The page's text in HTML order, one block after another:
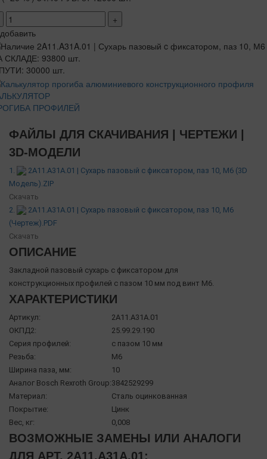
+
добавить
СКЛАДЕ: 93800 шт.
30000 шт.
ПРОФИЛЕЙ
ФАЙЛЫ ДЛЯ СКАЧИВАНИЯ | ЧЕРТЕЖИ |
3D-МОДЕЛИ
1.
2A11.A31A.01 | Сухарь пазовый c фиксатором, паз 10, М6 (3D
Модель).ZIP
Скачать
2.
2A11.A31A.01 | Сухарь пазовый c фиксатором, паз 10, М6
(Чертеж).PDF
Скачать
ОПИСАНИЕ
Закладной пазовый сухарь с фиксатором для
конструкционных профилей с пазом 10 мм под винт М6.
ХАРАКТЕРИСТИКИ
Артикул:
2A11.A31A.01
ОКПД2:
25.99.29.190
Серия профилей:
с пазом 10 мм
Резьба:
М6
Ширина паза, мм:
10
Аналог Bosch Rexroth Group:3842529299
Материал:
Сталь оцинкованная
Покрытие:
Цинк
Вес, кг:
0,008
ВОЗМОЖНЫЕ ЗАМЕНЫ ИЛИ АНАЛОГИ
ДЛЯ АРТ. 2A11.A31A.01: